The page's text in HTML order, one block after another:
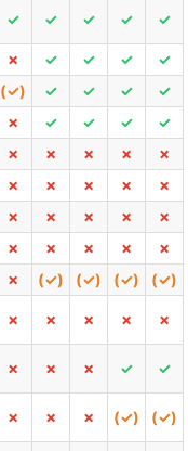
✓ ✓ ✓ ✓ ✓
✗ ✓ ✓ ✓
✓
(✓) ✓ ✓ ✓
✓
✗ ✓ ✓ ✓
✓
✗ ✗ ✗ ✗
✗
✗ ✗ ✗ ✗
✗
✗ ✗ ✗ ✗
✗
✗ ✗ ✗ ✗
✗
✗ (✓) (✓) (✓)
(✓)
✗ ✗ ✗ ✗ ✗
✗ ✗ ✗ ✓ ✓
✗ ✗ ✗ (✓) (✓)